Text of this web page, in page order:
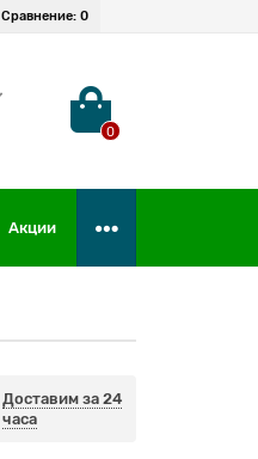
Сравнение: 0
0
Акции
Доставим за 24
часа